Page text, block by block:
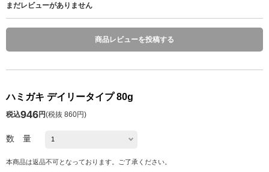
まだレビューがありません
商品レビューを投稿する
ハミガキ デイリータイプ 80g
税込946円(税抜 860円)
数 量
本商品は返品不可となっております。ご了承ください。